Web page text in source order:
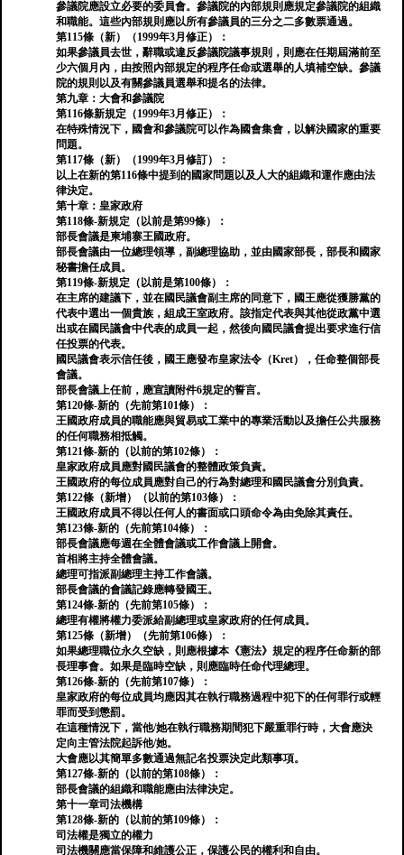
參議院應設立必要的委員會。參議院的內部規則應規定參議院的組織
和職能。這些內部規則應以所有參議員的三分之二多數票通過。
第115條（新）（1999年3月修正）：
如果參議員去世，辭職或違反參議院議事規則，則應在任期屆滿前至
少六個月內，由按照內部規定的程序任命或選舉的人填補空缺。參議
院的規則以及有關參議員選舉和提名的法律。
第九章：大會和參議院
第116條新規定（1999年3月修正）：
在特殊情況下，國會和參議院可以作為國會集會，以解決國家的重要
問題。
第117條（新）（1999年3月修訂）：
以上在新的第116條中提到的國家問題以及人大的組織和運作應由法
律決定。
第十章：皇家政府
第118條-新規定（以前是第99條）：
部長會議是柬埔寨王國政府。
部長會議由一位總理領導，副總理協助，並由國家部長，部長和國家
秘書擔任成員。
第119條-新規定（以前是第100條）：
在主席的建議下，並在國民議會副主席的同意下，國王應從獲勝黨的
代表中選出一個貴族，組成王室政府。該指定代表與其他從政黨中選
出或在國民議會中代表的成員一起，然後向國民議會提出要求進行信
任投票的代表。
國民議會表示信任後，國王應發布皇家法令（Kret），任命整個部長
會議。
部長會議上任前，應宣讀附件6規定的誓言。
第120條-新的（先前第101條）：
王國政府成員的職能應與貿易或工業中的專業活動以及擔任公共服務
的任何職務相抵觸。
第121條-新的（以前的第102條）：
皇家政府成員應對國民議會的整體政策負責。
王國政府的每位成員應對自己的行為對總理和國民議會分別負責。
第122條（新增）（以前的第103條）：
王國政府成員不得以任何人的書面或口頭命令為由免除其責任。
第123條-新的（先前第104條）：
部長會議應每週在全體會議或工作會議上開會。
首相將主持全體會議。
總理可指派副總理主持工作會議。
部長會議的會議記錄應轉發國王。
第124條-新的（先前第105條）：
總理有權將權力委派給副總理或皇家政府的任何成員。
第125條（新增）（先前第106條）：
如果總理職位永久空缺，則應根據本《憲法》規定的程序任命新的部
長理事會。如果是臨時空缺，則應臨時任命代理總理。
第126條-新的（先前第107條）：
皇家政府的每位成員均應因其在執行職務過程中犯下的任何罪行或輕
罪而受到懲罰。
在這種情況下，當他/她在執行職務期間犯下嚴重罪行時，大會應決
定向主管法院起訴他/她。
大會應以其簡單多數通過無記名投票決定此類事項。
第127條-新的（以前的第108條）：
部長會議的組織和職能應由法律決定。
第十一章司法機構
第128條-新的（以前的第109條）：
司法權是獨立的權力
司法機關應當保障和維護公正，保護公民的權利和自由。